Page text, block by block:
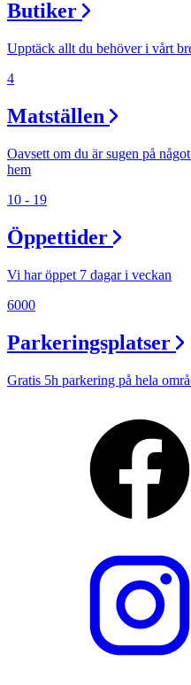
Butiker
Upptäck allt du behöver i vårt
4
Matställen
Oavsett om du är sugen på
hem
10 - 19
Öppettider
Vi har öppet 7 dagar i veckan
6000
Parkeringsplatser
Gratis 5h parkering på hela